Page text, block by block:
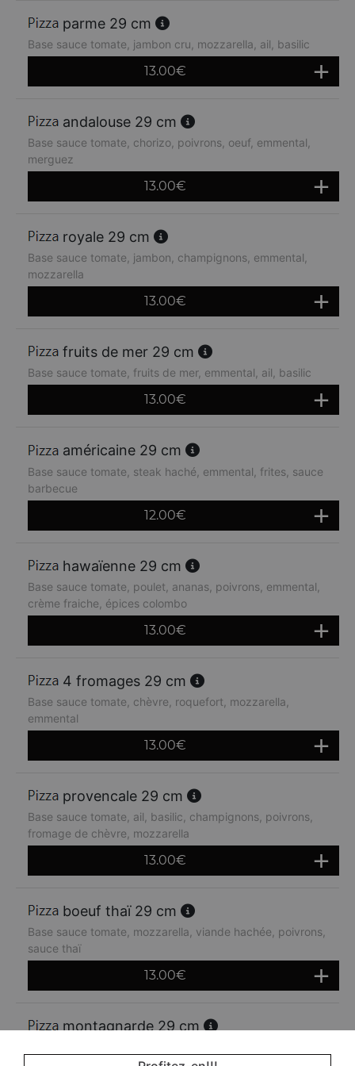
parme 29 cm
Base sauce tomate, jambon cru, mozzarella, ail, basilic
13.00€
andalouse 29 cm
Base sauce tomate, chorizo, poivrons, oeuf, emmental,
merguez
13.00€
royale 29 cm
Base sauce tomate, jambon, champignons, emmental,
mozzarella
13.00€
fruits de mer 29 cm
Base sauce tomate, fruits de mer, emmental, ail, basilic
13.00€
américaine 29 cm
Base sauce tomate, steak haché, emmental, frites, sauce
barbecue
12.00€
hawaïenne 29 cm
Base sauce tomate, poulet, ananas, poivrons, emmental,
crème fraiche, épices colombo
13.00€
4 fromages 29 cm
Base sauce tomate, chèvre, roquefort, mozzarella,
emmental
13.00€
provencale 29 cm
Base sauce tomate, ail, basilic, champignons, poivrons,
fromage de chèvre, mozzarella
13.00€
boeuf thaï 29 cm
Base sauce tomate, mozzarella, viande hachée, poivrons,
sauce thaï
13.00€
montagnarde 29 cm